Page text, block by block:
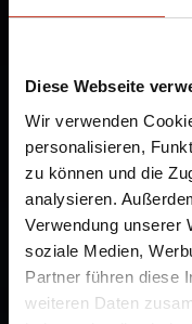
Diese Webseite
Wir verwenden
personalisieren,
zu können und die
analysieren.
Verwendung unserer
soziale Medien,
Partner führen diese
weiteren Daten